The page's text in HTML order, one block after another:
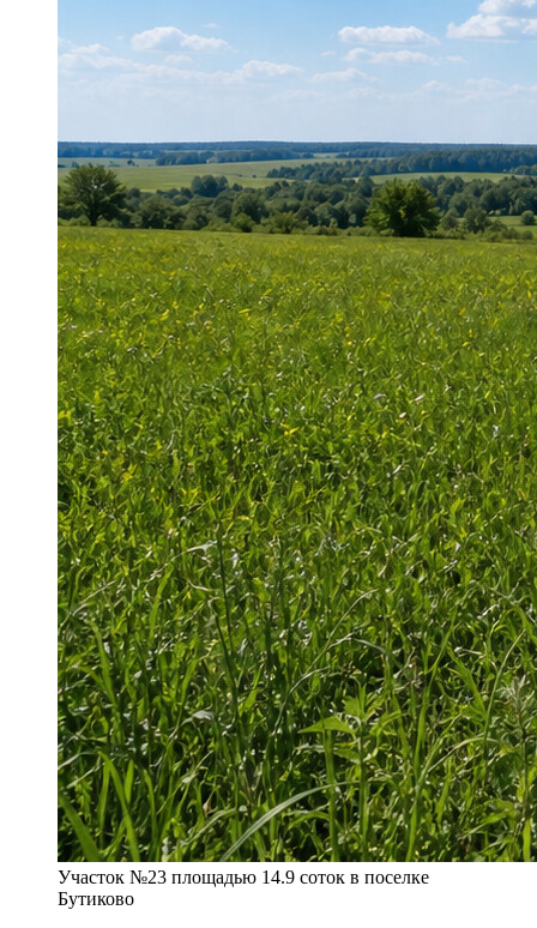
Участок №23 площадью 14.9 соток в поселке
Бутиково